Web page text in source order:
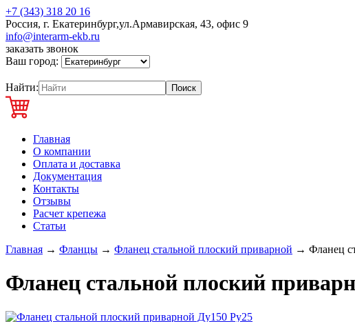
+7 (343) 318 20 16
Россия, г. Екатеринбург,ул.Армавирская, 43, офис 9
info@interarm-ekb.ru
заказать звонок
Ваш город:
Найти:
Главная
О компании
Оплата и доставка
Документация
Контакты
Отзывы
Расчет крепежа
Статьи
Главная → Фланцы → Фланец стальной плоский приварной → Фланец
Фланец стальной плоский